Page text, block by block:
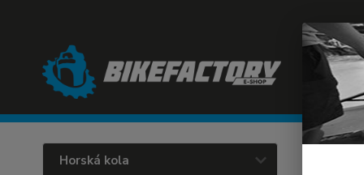
Horská kola